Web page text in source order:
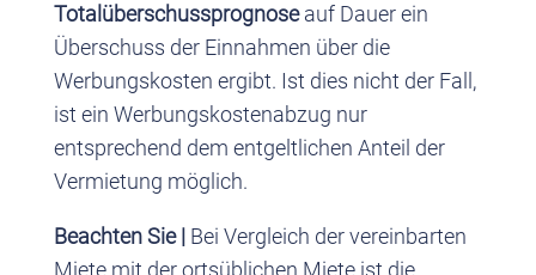
Totalüberschussprognoseauf Dauer ein
Überschuss der Einnahmen über die
Werbungskosten ergibt. Ist dies nicht der Fall,
ist ein Werbungskostenabzug nur
entsprechend dem entgeltlichen Anteil der
Vermietung möglich.
Beachten Sie | Bei Vergleich der vereinbarten
Miete mit der ortsüblichen Miete ist die